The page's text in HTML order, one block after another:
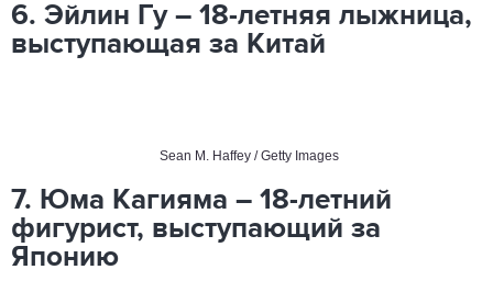
6. Эйлин Гу – 18-летняя лыжница,
выступающая за Китай
Sean M. Haffey / Getty Images
7. Юма Кагияма – 18-летний
фигурист, выступающий за
Японию